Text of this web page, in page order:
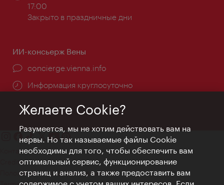
работы:
17:00
Закрыто в праздничные дни
ИИ-консьерж Вены
concierge.vienna.info
Информация круглосуточно
Контакт
Credits
Положение о конфиденциальности
Желаете Cookie?
Разумеется, мы не хотим действовать вам на
нервы. Но так называемые файлы Cookie
необходимы для того, чтобы обеспечить вам
оптимальный сервис, функционирование
страниц и анализ, а также предоставить вам